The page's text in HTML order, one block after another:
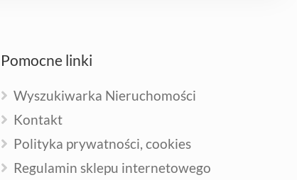
Pomocne linki
Wyszukiwarka Nieruchomości
Kontakt
Polityka prywatności, cookies
Regulamin sklepu internetowego